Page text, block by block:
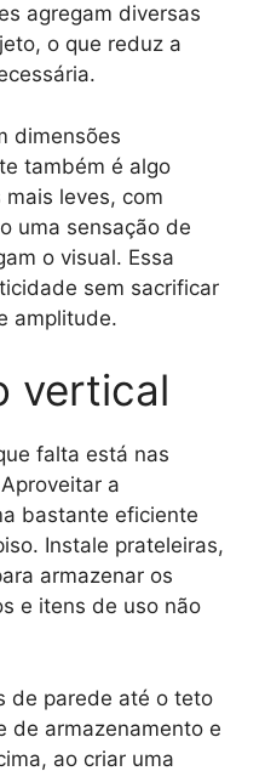
agregam diversas
o que reduz a
dimensões
também é algo
leves, com
uma sensação de
o visual. Essa
sem sacrificar
amplitude.
vertical
falta está nas
a
bastante eficiente
Instale prateleiras,
armazenar os
e itens de uso não
de parede até o teto
de armazenamento e
ao criar uma